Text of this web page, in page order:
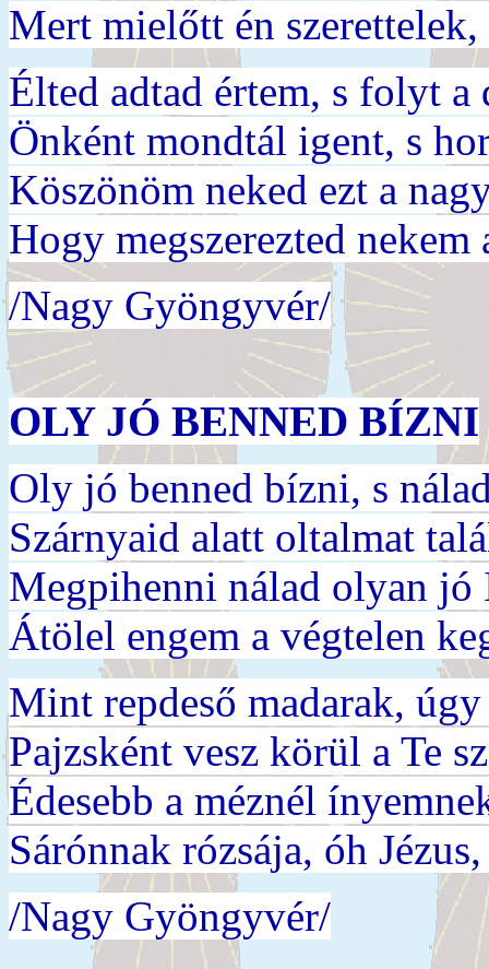
Mert mielőtt én szerettelek,
Élted adtad értem, s folyt a
Önként mondtál igent, s
Köszönöm neked ezt a
Hogy megszerezted nekem
/Nagy Gyöngyvér/
OLY JÓ BENNED BÍZNI
Oly jó benned bízni, s
Szárnyaid alatt oltalmat
Megpihenni nálad olyan jó
Átölel engem a végtelen
Mint repdeső madarak,
Pajzsként vesz körül a Te
Édesebb a méznél
Sárónnak rózsája, óh
/Nagy Gyöngyvér/